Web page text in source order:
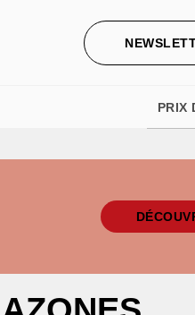
PRIX